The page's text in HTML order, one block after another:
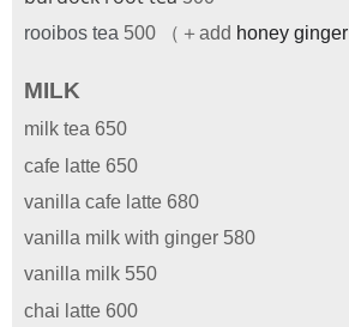
rooibos tea 500 （＋add honey ginger
MILK
milk tea 650
cafe latte 650
vanilla cafe latte 680
vanilla milk with ginger 580
vanilla milk 550
chai latte 600